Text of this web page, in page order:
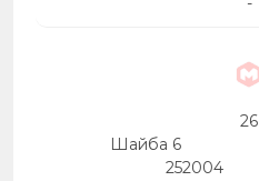
26
Шайба 6
252004